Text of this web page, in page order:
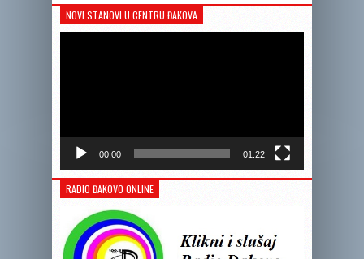
NOVI STANOVI U CENTRU ĐAKOVA
00:00 01:22
RADIO ĐAKOVO ONLINE